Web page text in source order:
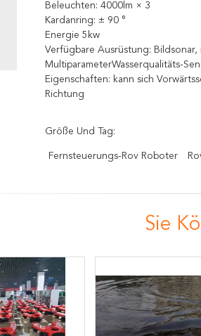
Beleuchten: 4000lm × 3
Kardanring: ± 90 °
Energie 5kw
Verfügbare Ausrüstung: Bildsonar,
MultiparameterWasserqualitäts-
Eigenschaften: kann sich
Richtung
Größe Und Tag:
Fernsteuerungs-Rov Roboter
Sie